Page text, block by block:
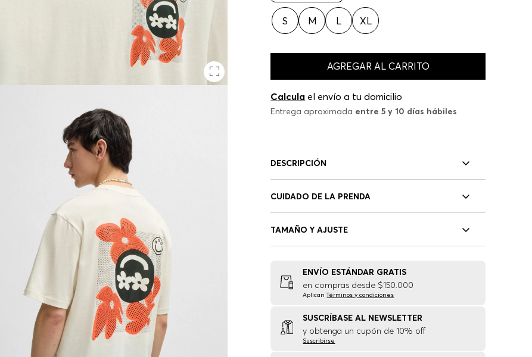
S M L XL
AGREGAR AL CARRITO
Calcula el envío a tu domicilio
Entrega aproximada entre 5 y 10 días hábiles
DESCRIPCIÓN
CUIDADO DE LA PRENDA
TAMAÑO Y AJUSTE
ENVÍO ESTÁNDAR GRATIS
en compras desde $150.000
AplicanTérminos y condiciones
SUSCRÍBASE AL NEWSLETTER
y obtenga un cupón de 10% off
Suscribirse